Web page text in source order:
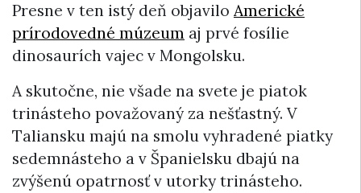
Presne v ten istý deň objavilo Americké
prírodovedné múzeum aj prvé fosílie
dinosaurích vajec v Mongolsku.
A skutočne, nie všade na svete je piatok
trinásteho považovaný za nešťastný. V
Taliansku majú na smolu vyhradené piatky
sedemnásteho a v Španielsku dbajú na
zvýšenú opatrnosť v utorky trinásteho.